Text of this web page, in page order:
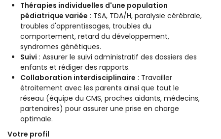
Thérapies individuelles d'une population
pédiatrique variée : TSA, TDA/H, paralysie cérébrale,
troubles d'apprentissages, troubles du
comportement, retard du développement,
syndromes génétiques.
Suivi : Assurer le suivi administratif des dossiers des
enfants et rédiger des rapports.
Collaboration interdisciplinaire : Travailler
étroitement avec les parents ainsi que tout le
réseau (équipe du CMS, proches aidants, médecins,
partenaires) pour assurer une prise en charge
optimale.
Votre profil